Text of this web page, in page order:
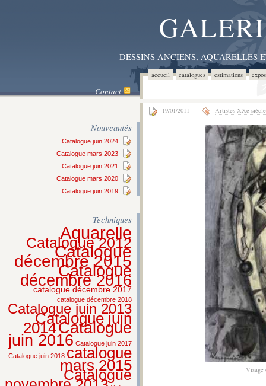
DESSINS ANCIENS,
accueil catalogues estimations
Contact
Nouveautés
Catalogue juin 2024
Catalogue mars 2023
Catalogue juin 2021
Catalogue mars 2020
Catalogue juin 2019
Techniques
Aquarelle
Catalogue 2012
Catalogue
décembre 2015
Catalogue
décembre 2016
catalogue décembre 2017
catalogue décembre 2018
Catalogue juin 2013
Catalogue juin
2014Catalogue
juin 2016 Catalogue juin 2017
Catalogue juin 2018 catalogue
mars 2015
Catalogue
19/01/2011 Artistes XXe siècle
Visage